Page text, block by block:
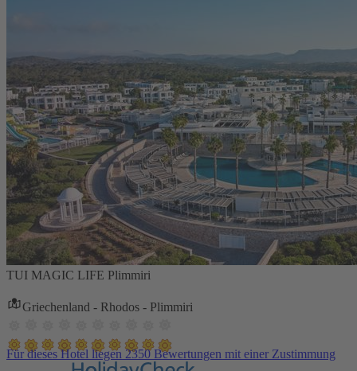
TUI MAGIC LIFE Plimmiri
Griechenland - Rhodos - Plimmiri
Für dieses Hotel liegen 2350 Bewertungen mit einer Zustimmung